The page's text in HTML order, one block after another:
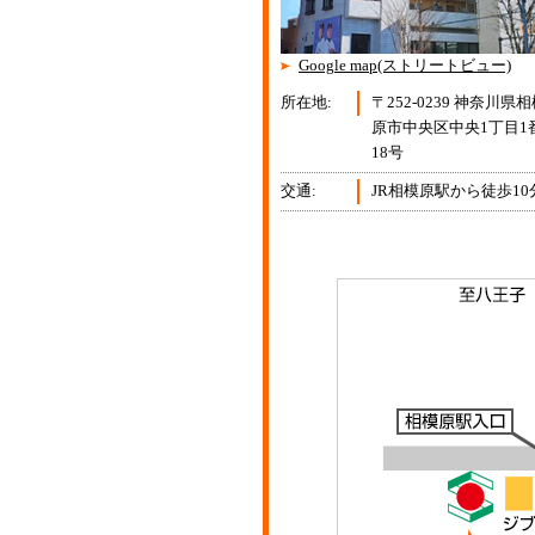
Google map(ストリートビュー)
所在地:
〒252-0239 神奈川県相
原市中央区中央1丁目1
18号
交通: JR相模原駅から徒歩10